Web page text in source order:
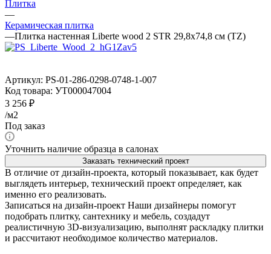
Плитка
—
Керамическая плитка
—Плитка настенная Liberte wood 2 STR 29,8x74,8 см (TZ)
Артикул: PS-01-286-0298-0748-1-007
Код товара: УТ000047004
3 256 ₽
/м2
Под заказ
Уточнить наличие образца в салонах
Заказать технический проект
В отличие от дизайн-проекта, который показывает, как будет
выглядеть интерьер, технический проект определяет, как
именно его реализовать.
Записаться на дизайн-проект Наши дизайнеры помогут
подобрать плитку, сантехнику и мебель, создадут
реалистичную 3D-визуализацию, выполнят раскладку плитки
и рассчитают необходимое количество материалов.